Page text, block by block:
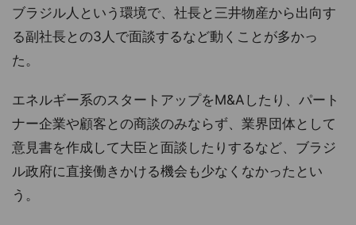
ブラジル人という環境で、社長と三井物産から出向す
る副社長との3人で面談するなど動くことが多かっ
た。
エネルギー系のスタートアップをM&Aしたり、パート
ナー企業や顧客との商談のみならず、業界団体として
意見書を作成して大臣と面談したりするなど、ブラジ
ル政府に直接働きかける機会も少なくなかったとい
う。